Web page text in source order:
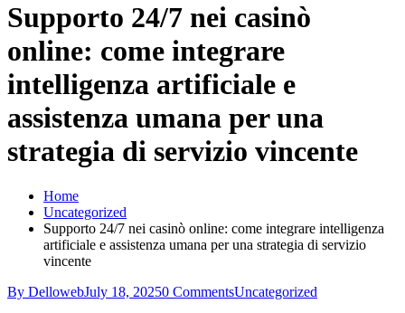
Supporto 24/7 nei casinò
online: come integrare
intelligenza artificiale e
assistenza umana per una
strategia di servizio vincente
Home
Uncategorized
Supporto 24/7 nei casinò online: come integrare intelligenza
artificiale e assistenza umana per una strategia di servizio
vincente
By DellowebJuly 18, 20250 CommentsUncategorized